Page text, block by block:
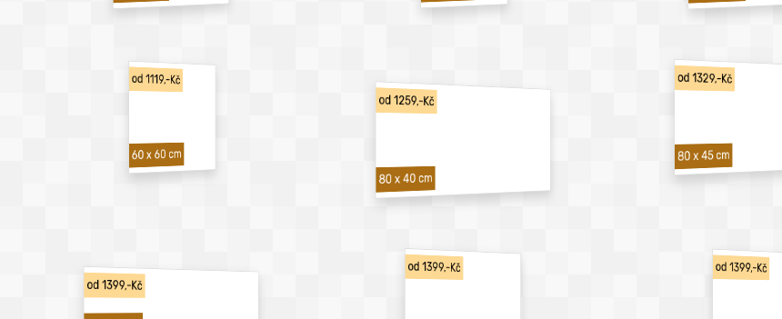
od 1119,-Kč
60 x 60 cm
od 1259,-Kč
80 x 40 cm
od 1329,-Kč
80 x 45 cm
od 1399,-Kč
od 1399,-Kč od 1399,-Kč